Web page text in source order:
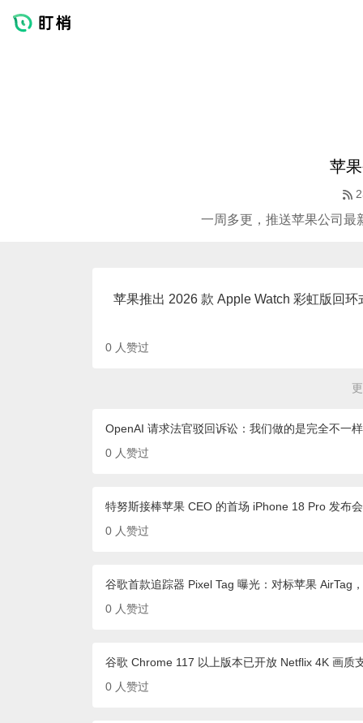
苹
一周多更，推送苹果公司最
苹果推出 2026 款 Apple Watch 彩虹版回
0 人赞过
OpenAI 请求法官驳回诉讼：我们做的是完全不一
0 人赞过
特努斯接棒苹果 CEO 的首场 iPhone 18 Pro 发布
0 人赞过
谷歌首款追踪器 Pixel Tag 曝光：对标苹果 AirTag
0 人赞过
谷歌 Chrome 117 以上版本已开放 Netflix 4K 画质
0 人赞过